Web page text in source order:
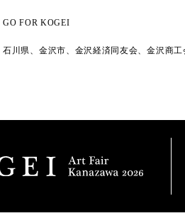
GO FOR KOGEI
石川県、金沢市、金沢経済同友会、金沢商